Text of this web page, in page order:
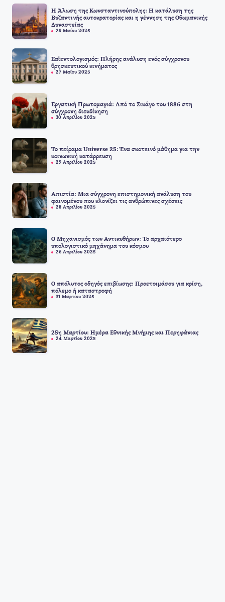
Η Άλωση της Κωνσταντινούπολης: Η κατάλυση της
Βυζαντινής αυτοκρατορίας και η γέννηση της Οθωμανικής
Δυναστείας
29 Μαΐου 2025
Σαϊεντολογισμός: Πλήρης ανάλυση ενός σύγχρονου
θρησκευτικού κινήματος
27 Μαΐου 2025
Εργατική Πρωτομαγιά: Από το Σικάγο του 1886 στη
σύγχρονη διεκδίκηση
30 Απριλίου 2025
Το πείραμα Universe 25: Ένα σκοτεινό μάθημα για την
κοινωνική κατάρρευση
29 Απριλίου 2025
Απιστία: Μια σύγχρονη επιστημονική ανάλυση του
φαινομένου που κλονίζει τις ανθρώπινες σχέσεις
28 Απριλίου 2025
Ο Μηχανισμός των Αντικυθήρων: Το αρχαιότερο
υπολογιστικό μηχάνημα του κόσμου
26 Απριλίου 2025
Ο απόλυτος οδηγός επιβίωσης: Προετοιμάσου για κρίση,
πόλεμο ή καταστροφή
31 Μαρτίου 2025
25η Μαρτίου: Ημέρα Εθνικής Μνήμης και Περηφάνιας
24 Μαρτίου 2025